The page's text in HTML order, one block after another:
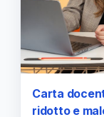
Carta
ridotto e